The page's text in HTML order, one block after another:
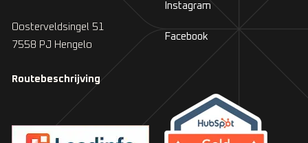
Oosterveldsingel 51
7558 PJ Hengelo
Routebeschrijving
Instagram
Facebook